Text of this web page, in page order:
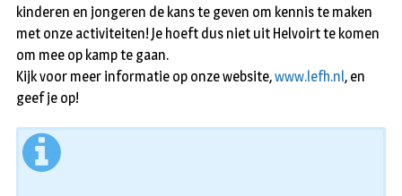
kinderen en jongeren de kans te geven om kennis te maken
met onze activiteiten! Je hoeft dus niet uit Helvoirt te komen
om mee op kamp te gaan.
Kijk voor meer informatie op onze website,www.lefh.nl, en
geef je op!